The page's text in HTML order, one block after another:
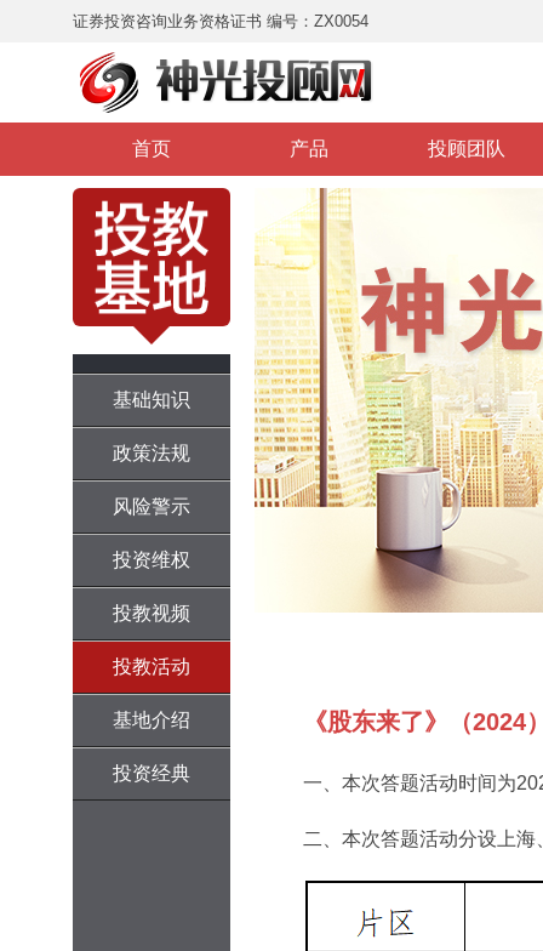
证券投资咨询业务资格证书 编号：ZX0054
首页 产品 投顾团队
基础知识
政策法规
风险警示
投资维权
投教视频
投教活动
基地介绍
投资经典
《股东来了》（2024
一、本次答题活动时间为
二、本次答题活动分设上